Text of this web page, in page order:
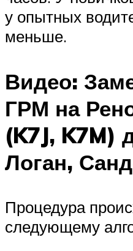
у опытных
меньше.
Видео:
ГРМ на
(K7J, K7M)
Логан,
Процедура
следующему